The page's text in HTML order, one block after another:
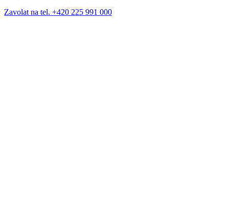
Zavolat na tel. +420 225 991 000